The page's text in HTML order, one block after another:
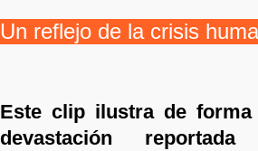
Un reflejo de la crisis
Este clip ilustra de
devastación